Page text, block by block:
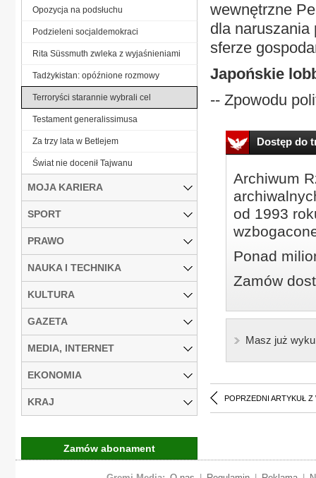
wewnętrzne
dla naruszania
sferze
Japońskie
-- Zpowodu
Dostęp do
Archiwum
od 1993
Ponad
Zamów
Masz już
POPRZEDNI ARTYKUŁ Z
Opozycja na podsłuchu
Podzieleni socjaldemokraci
Rita Süssmuth zwleka z wyjaśnieniami
Tadżykistan: opóźnione rozmowy
Terroryści starannie wybrali cel
Testament generalissimusa
Za trzy lata w Betlejem
Świat nie docenił Tajwanu
MOJA KARIERA
SPORT
PRAWO
NAUKA I TECHNIKA
KULTURA
GAZETA
MEDIA, INTERNET
EKONOMIA
KRAJ
Zamów abonament